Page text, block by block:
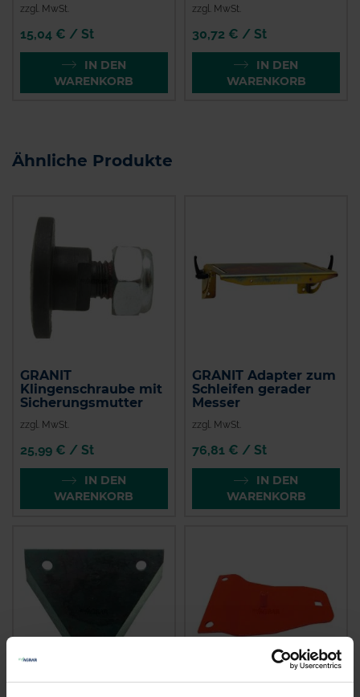
zzgl. MwSt.
15,04 € / St
IN DEN
WARENKORB
zzgl. MwSt.
30,72 € / St
IN DEN
WARENKORB
Ähnliche Produkte
GRANIT
Klingenschraube mit
Sicherungsmutter
zzgl. MwSt.
25,99 € / St
IN DEN
WARENKORB
GRANIT Adapter zum
Schleifen gerader
Messer
zzgl. MwSt.
76,81 € / St
IN DEN
WARENKORB